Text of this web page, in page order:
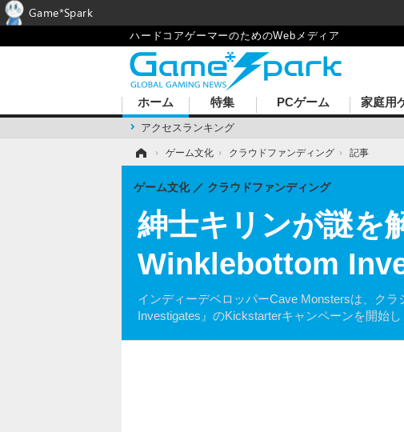
ハードコアゲーマーのためのWebメディア
ホーム
アクセスランキング
特集 PCゲーム 家庭用
› ゲーム文化 › クラウドファンディング › 記事
紳士キリンが謎を
Winklebottom
インディーデベロッパーCave Monstersは、ク
Investigates』のKickstarterキャンペーンを開始し
ゲーム文化 クラウドファンディング
Game*Spark